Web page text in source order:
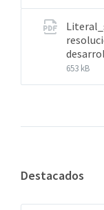
653 kB
Destacados